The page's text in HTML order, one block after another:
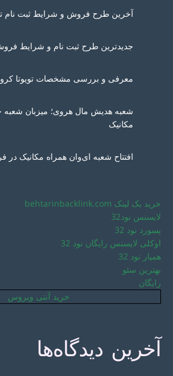
آخرین طرح فروش و شرایط ثبت نام
جدیدترین طرح ثبت نام و شرایط فروش
معرفی و بررسی مشخصات تویوتا کرولا
شعبه هدیش مال هروی؛ میزبان شعبه
مکانیک
افتتاح شعبه ای‌وان همراه مکانیک در
خرید بک لینک behtarinbacklink.com
لایسنس نود32
پسورد نود 32
اوکلی لایسنس رایگان نود 32
همیار نود 32
بهترین سئو
رایگان
خرید آنتی ویروس
آخرین دیدگاه‌ها